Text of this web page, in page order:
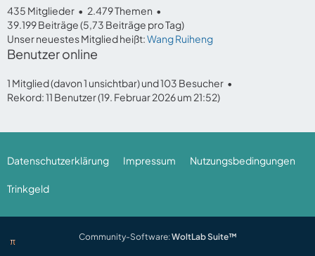
435 Mitglieder
2.479 Themen
39.199 Beiträge (5,73 Beiträge pro Tag)
Unser neuestes Mitglied heißt:Wang Ruiheng
Benutzer online
1 Mitglied (davon 1 unsichtbar) und 103 Besucher
Rekord: 11 Benutzer (19. Februar 2026 um 21:52)
Datenschutzerklärung Impressum Nutzungsbedingungen
Trinkgeld
Community-Software:WoltLab Suite™
π